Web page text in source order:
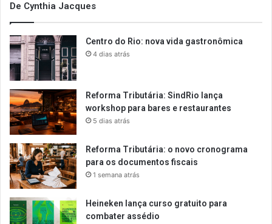
De Cynthia Jacques
Centro do Rio: nova vida gastronômica
4 dias atrás
Reforma Tributária: SindRio lança
workshop para bares e restaurantes
5 dias atrás
Reforma Tributária: o novo cronograma
para os documentos fiscais
1 semana atrás
Heineken lança curso gratuito para
combater assédio